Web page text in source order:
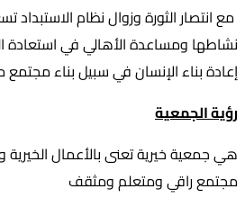
مع انتصار الثورة وزوال نظام الاستبداد
نشاطها ومساعدة الأهالي في استعادة
إعادة بناء الإنسان في سبيل بناء
رؤية الجمعية
هي جمعية خيرية تعنى بالأعمال الخيرية
مجتمع راقي ومتعلم ومثقف